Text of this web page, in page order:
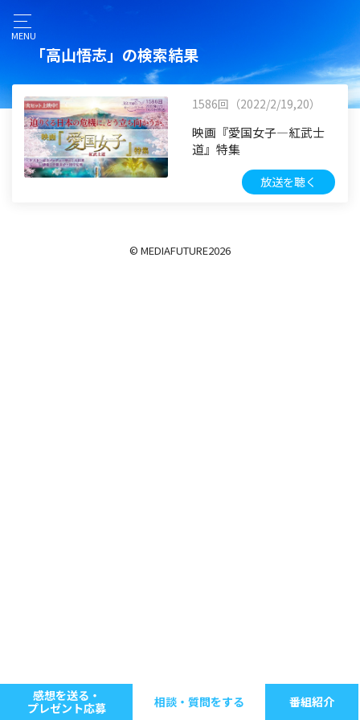
MENU
「高山悟志」の検索結果
1586回（2022/2/19,20）
映画『愛国女子―紅武士
道』特集
放送を聴く
© MEDIAFUTURE2026
感想を送る・
プレゼント応募
相談・質問をする 番組紹介